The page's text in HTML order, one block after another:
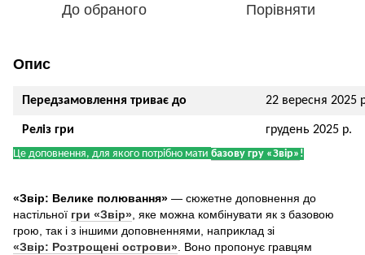
До обраного Порівняти
Опис
Передзамовлення триває до 22 вересня 2025
Реліз гри грудень 2025 р.
Це доповнення, для якого потрібно мати базову гру «Звір» !
«Звір: Велике полювання» — сюжетне доповнення до
настільної гри «Звір» , яке можна комбінувати як з базовою
грою, так і з іншими доповненнями, наприклад зі
«Звір: Розтрощені острови» . Воно пропонує гравцям